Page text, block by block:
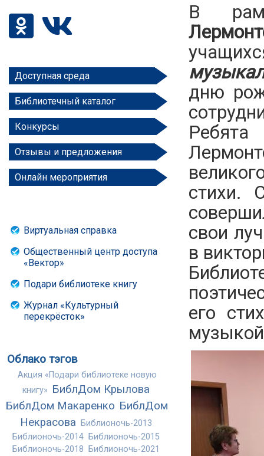
Доступная среда
Библиотечный каталог
Конкурсы
Отзывы и предложения
Онлайн мероприятия
Виртуальная справка
Общественный центр доступа
«Вектор»
Подари библиотеке книгу
Журнал «Культурный
перекрёсток»
Облако тэгов
Акция «Подари библиотеке новую
книгу» БиблДом Крылова
БиблДом Макаренко БиблДом
Некрасова
Библионочь-2013
Библионочь-2014
Библионочь-2015
Библионочь-2018
Библионочь-2021
В
дню
Ребята
стихи.
свои
в
его